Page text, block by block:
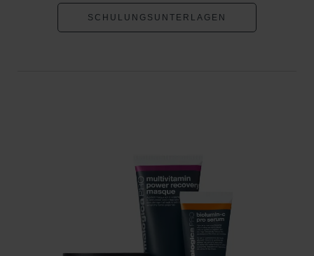
SCHULUNGS­UNTERLAGEN